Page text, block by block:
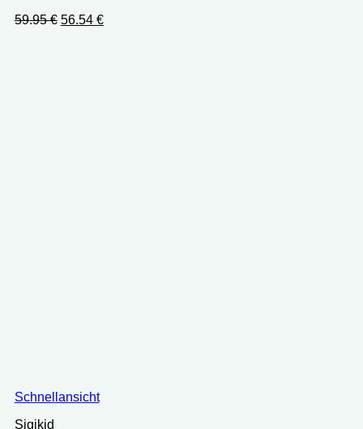
59.95€ Ursprünglicher
56.54 €Aktueller
Schnellansicht
Sigikid